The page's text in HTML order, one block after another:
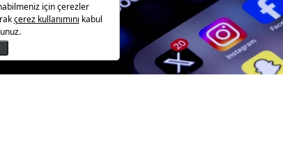
için çerezler
çerez kullanımını kabul